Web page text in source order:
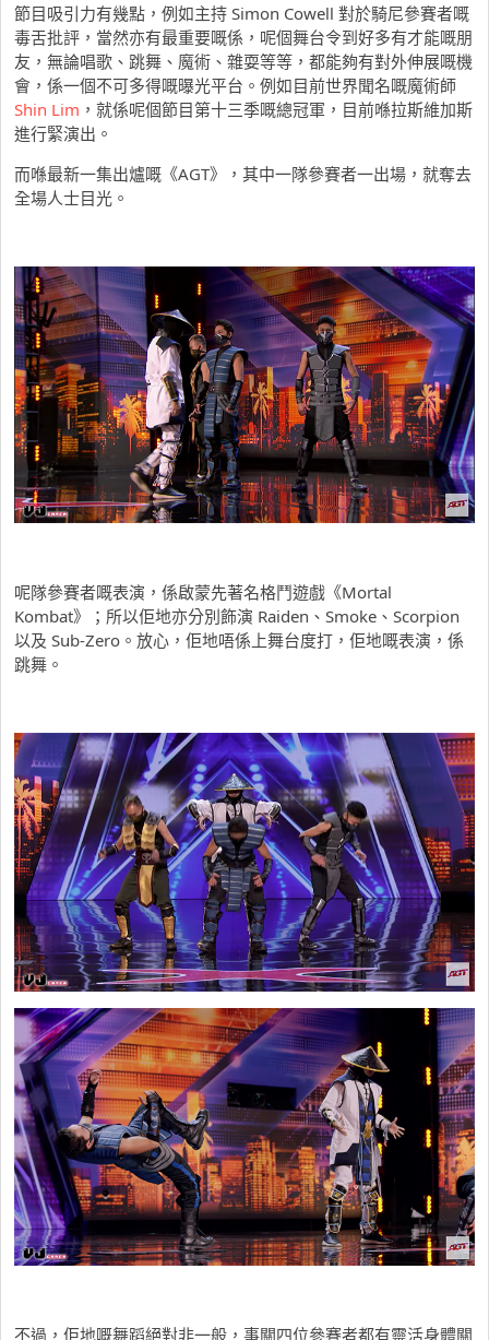
節目吸引力有幾點，例如主持 Simon Cowell 對於騎尼參賽者嘅
毒舌批評，當然亦有最重要嘅係，呢個舞台令到好多有才能嘅朋
友，無論唱歌、跳舞、魔術、雜耍等等，都能夠有對外伸展嘅機
會，係一個不可多得嘅曝光平台。例如目前世界聞名嘅魔術師
Shin Lim ，就係呢個節目第十三季嘅總冠軍，目前喺拉斯維加斯
進行緊演出。
而喺最新一集出爐嘅《AGT》，其中一隊參賽者一出場，就奪去
全場人士目光。
呢隊參賽者嘅表演，係啟蒙先著名格鬥遊戲《Mortal
Kombat》；所以佢地亦分別飾演 Raiden、Smoke、Scorpion
以及 Sub-Zero。放心，佢地唔係上舞台度打，佢地嘅表演，係
跳舞。
不過，佢地嘅舞蹈絕對非一般，事關四位參賽者都有靈活身體關